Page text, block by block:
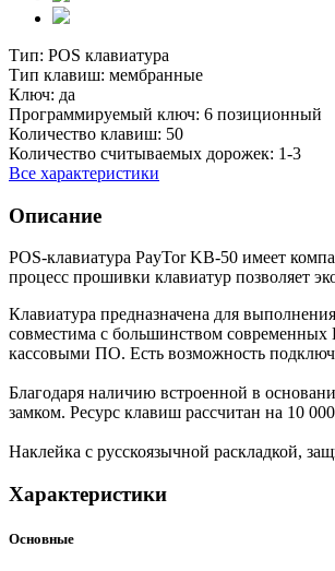
Тип: POS клавиатура
Тип клавиш: мембранные
Ключ: да
Программируемый ключ: 6 позиционный
Количество клавиш: 50
Количество считываемых дорожек: 1-3
Все характеристики
Описание
POS-клавиатура PayTor KB-50 имеет
процесс прошивки клавиатур позволяет
Клавиатура предназначена для
совместима с большинством
кассовыми ПО. Есть возможность
Благодаря наличию встроенной в
замком. Ресурс клавиш рассчитан на 10
Наклейка с русскоязычной раскладкой,
Характеристики
Основные